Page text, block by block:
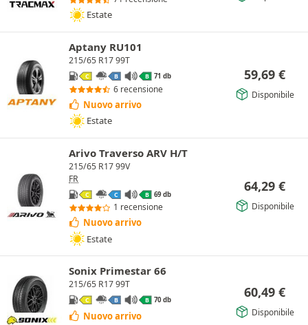
Estate
Aptany RU101
215/65 R17 99T
C B B 71 db
6 recensione
Nuovo arrivo
Estate
59,69 €
Disponibile
Arivo Traverso ARV H/T
215/65 R17 99V
FR
C C B 69 db
1 recensione
Nuovo arrivo
Estate
64,29 €
Disponibile
Sonix Primestar 66
215/65 R17 99T
C B B 70 db
Nuovo arrivo
60,49 €
Disponibile